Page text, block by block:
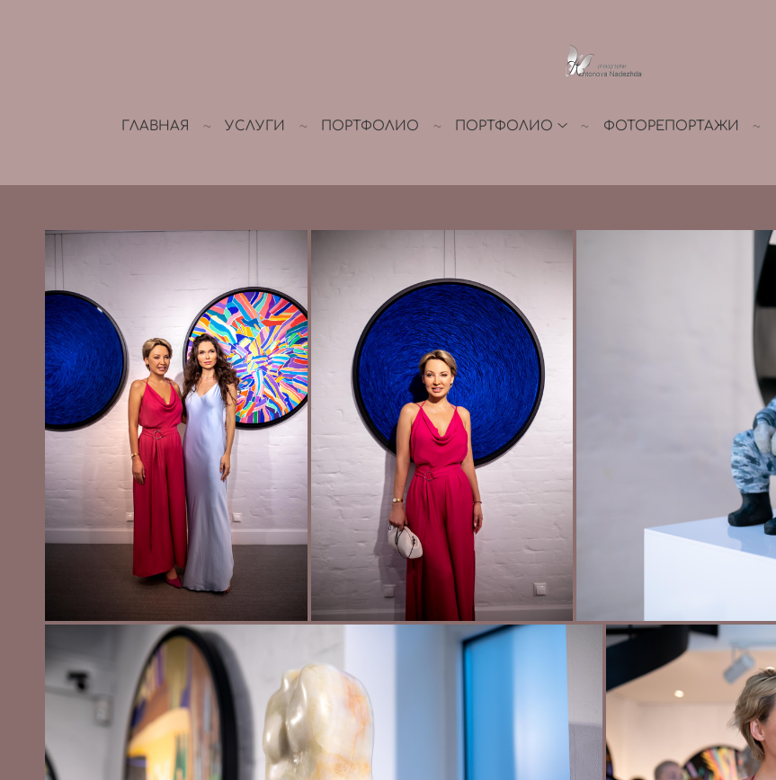
ГЛАВНАЯ УСЛУГИ ПОРТФОЛИО ПОРТФОЛИО ФОТОРЕПОРТАЖИ